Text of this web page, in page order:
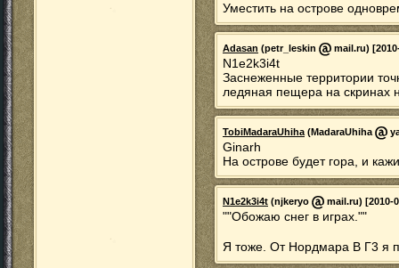
Уместить на острове
Adasan (petr_leskin mail.ru)
N1e2k3i4t
Заснеженные территории
ледяная пещера на скринах
TobiMadaraUhiha(MadaraUhiha
Ginarh
На острове будет гора, и
N1e2k3i4t (njkeryo mail.ru) [2010-
""Обожаю снег в играх.""
Я тоже. От Нордмара В Г3 я